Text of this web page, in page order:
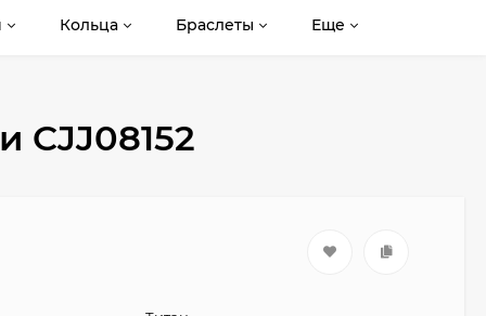
Кольца Браслеты Еще
CJJ08152